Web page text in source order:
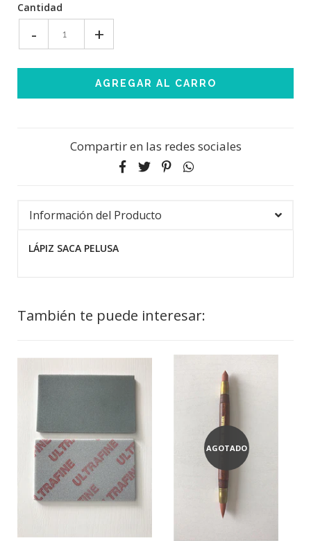
Cantidad
- +
Compartir en las redes sociales
Información del Producto
LÁPIZ SACA PELUSA
También te puede interesar:
AGOTADO